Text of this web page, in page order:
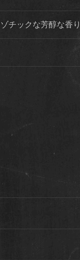
チックな芳醇な香り